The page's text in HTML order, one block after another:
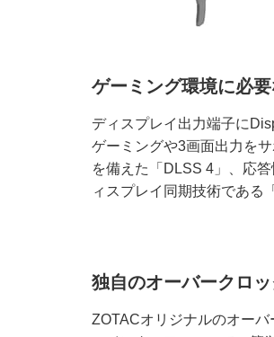
ゲーミング環境に必
ディスプレイ出力端子に
ゲーミングや3画面出力を
を備えた「DLSS 4」、応
ィスプレイ同期技術である
独自のオーバークロ
ZOTACオリジナルのオー